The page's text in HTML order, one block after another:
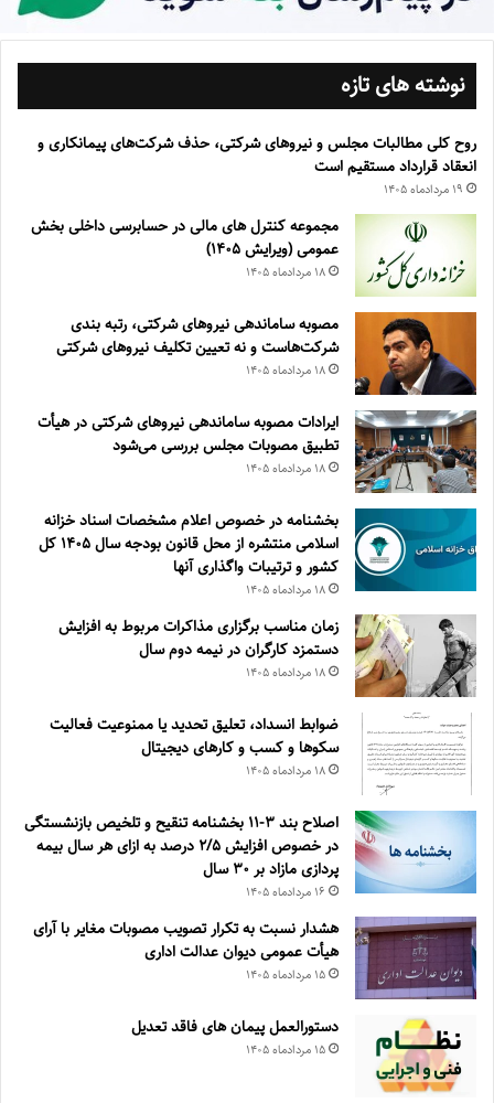
نوشته های تازه
روح کلی مطالبات مجلس و نیروهای شرکتی، حذف شرکت‌های پیمانکاری و
انعقاد قرارداد مستقیم است
۱۹ مرداد‌ماه ۱۴۰۵
مجموعه کنترل های مالی در حسابرسی داخلی بخش
عمومی (ویرایش ۱۴۰۵)
۱۸ مرداد‌ماه ۱۴۰۵
مصوبه ساماندهی نیرو‌های شرکتی، رتبه بندی
شرکت‌هاست و نه تعیین تکلیف نیروهای شرکتی
۱۸ مرداد‌ماه ۱۴۰۵
ایرادات مصوبه ساماندهی نیروهای شرکتی در هیأت
تطبیق مصوبات مجلس بررسی می‌شود
۱۸ مرداد‌ماه ۱۴۰۵
بخشنامه در خصوص اعلام مشخصات اسناد خزانه
اسلامی منتشره از محل قانون بودجه سال ۱۴۰۵ کل
کشور و ترتیبات واگذاری آنها
۱۸ مرداد‌ماه ۱۴۰۵
زمان مناسب برگزاری مذاکرات مربوط به افزایش
دستمزد کارگران در نیمه دوم سال
۱۸ مرداد‌ماه ۱۴۰۵
ضوابط انسداد، تعليق تحديد يا ممنوعيت فعاليت
سكوها و كسب و كارهای ديجيتال
۱۸ مرداد‌ماه ۱۴۰۵
اصلاح بند ۳‏-۱۱ بخشنامه تنقیح و تلخیص بازنشستگی
در خصوص افزایش ۵‏‏‏‏‏‏‏‏‏/۲ درصد به ازای هر سال بیمه
پردازی مازاد بر ۳۰‏ سال
۱۶ مرداد‌ماه ۱۴۰۵
هشدار نسبت به تکرار تصویب مصوبات مغایر با آرای
هیأت عمومی دیوان عدالت اداری
۱۵ مرداد‌ماه ۱۴۰۵
دستورالعمل پیمان های فاقد تعدیل
۱۵ مرداد‌ماه ۱۴۰۵